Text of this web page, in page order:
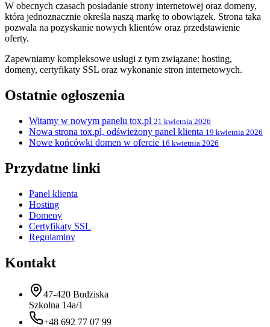
W obecnych czasach posiadanie strony internetowej oraz domeny,
która jednoznacznie określa naszą markę to obowiązek. Strona taka
pozwala na pozyskanie nowych klientów oraz przedstawienie
oferty.
Zapewniamy kompleksowe usługi z tym związane: hosting,
domeny, certyfikaty SSL oraz wykonanie stron internetowych.
Ostatnie ogłoszenia
Witamy w nowym panelu tox.pl 21 kwietnia 2026
Nowa strona tox.pl, odświeżony panel klienta 19 kwietnia 2026
Nowe końcówki domen w ofercie 16 kwietnia 2026
Przydatne linki
Panel klienta
Hosting
Domeny
Certyfikaty SSL
Regulaminy
Kontakt
47-420 Budziska
Szkolna 14a/1
+48 692 77 07 99